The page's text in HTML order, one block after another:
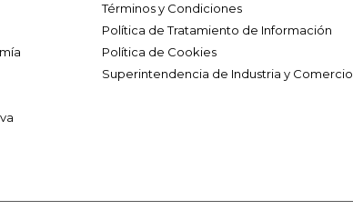
Términos y Condiciones
Política de Tratamiento de Información
Política de Cookies
Superintendencia de Industria y Comercio